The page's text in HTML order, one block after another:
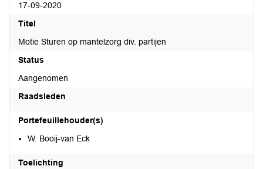
17-09-2020
Titel
Motie Sturen op mantelzorg div. partijen
Status
Aangenomen
Raadsleden
Portefeuillehouder(s)
W. Booij-van Eck
Toelichting